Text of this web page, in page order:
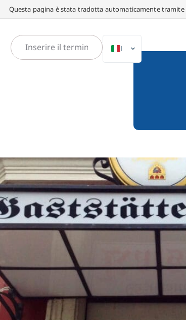
Questa pagina è stata tradotta automaticamente tramite
DE
SV
FR
PT
TR
RU
ZH
JA